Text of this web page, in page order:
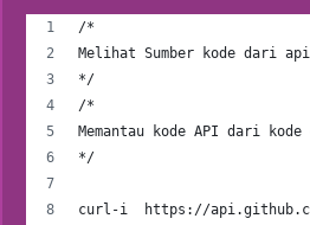
/*
Melihat Sumber kode dari
*/
/*
Memantau kode API dari
*/
curl-i  https://